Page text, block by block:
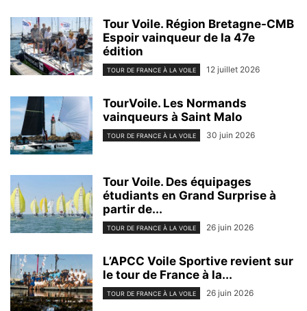
Tour Voile. Région Bretagne-CMB
Espoir vainqueur de la 47e
édition
TOUR DE FRANCE À LA VOILE 12 juillet 2026
TourVoile. Les Normands
vainqueurs à Saint Malo
TOUR DE FRANCE À LA VOILE 30 juin 2026
Tour Voile. Des équipages
étudiants en Grand Surprise à
partir de...
TOUR DE FRANCE À LA VOILE 26 juin 2026
L’APCC Voile Sportive revient sur
le tour de France à la...
TOUR DE FRANCE À LA VOILE 26 juin 2026